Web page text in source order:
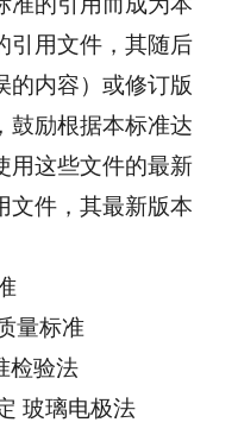
引用文件，其随后
的内容）或修订版
鼓励根据本标准达
用这些文件的最新
文件，其最新版本
量标准
检验法
玻璃电极法